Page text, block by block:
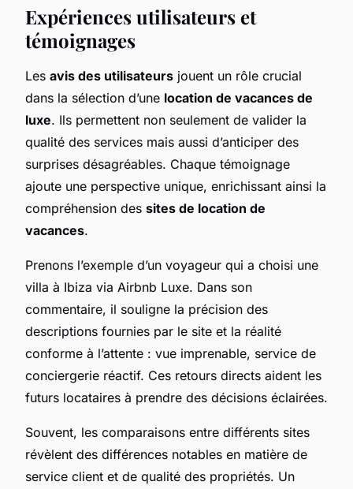
Expériences utilisateurs et
témoignages
Les avis des utilisateurs jouent un rôle crucial
dans la sélection d’une location de vacances de
luxe. Ils permettent non seulement de valider la
qualité des services mais aussi d’anticiper des
surprises désagréables. Chaque témoignage
ajoute une perspective unique, enrichissant ainsi la
compréhension des sites de location de
vacances.
Prenons l’exemple d’un voyageur qui a choisi une
villa à Ibiza via Airbnb Luxe. Dans son
commentaire, il souligne la précision des
descriptions fournies par le site et la réalité
conforme à l’attente : vue imprenable, service de
conciergerie réactif. Ces retours directs aident les
futurs locataires à prendre des décisions éclairées.
Souvent, les comparaisons entre différents sites
révèlent des différences notables en matière de
service client et de qualité des propriétés. Un